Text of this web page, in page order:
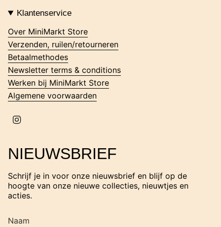
t
g
r
a
Klantenservice
Over MiniMarkt Store
Verzenden, ruilen/retourneren
Betaalmethodes
Newsletter terms & conditions
Werken bij MiniMarkt Store
Algemene voorwaarden
g
a
m
NIEUWSBRIEF
Schrijf je in voor onze nieuwsbrief en blijf op de
hoogte van onze nieuwe collecties, nieuwtjes en
acties.